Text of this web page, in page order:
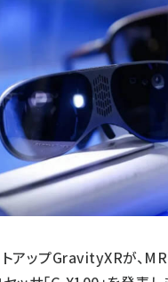
アップGravityXRが、